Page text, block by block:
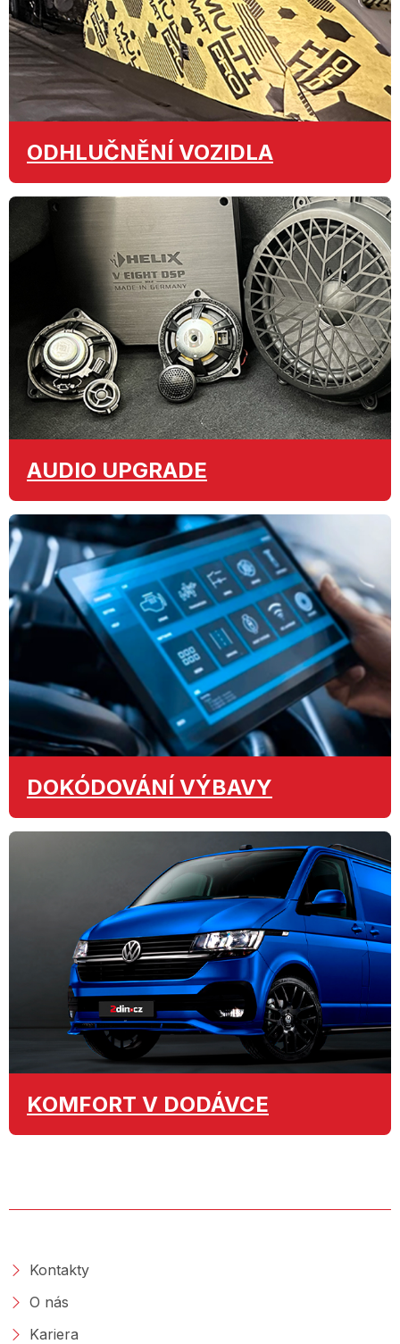
ODHLUČNĚNÍ VOZIDLA
AUDIO UPGRADE
DOKÓDOVÁNÍ VÝBAVY
KOMFORT V DODÁVCE
Kontakty
O nás
Kariera